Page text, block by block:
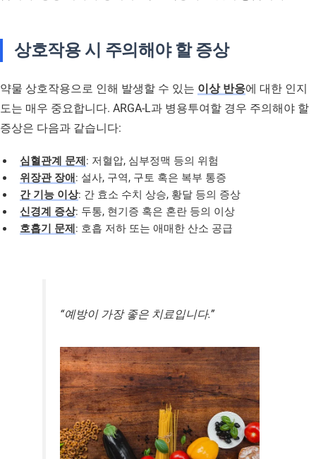
상호작용 시 주의해야 할 증상
약물 상호작용으로 인해 발생할 수 있는 이상 반응에 대한 인지
도는 매우 중요합니다. ARGA-L과 병용투여할 경우 주의해야 할
증상은 다음과 같습니다:
심혈관계 문제: 저혈압, 심부정맥 등의 위험
위장관 장애: 설사, 구역, 구토 혹은 복부 통증
간 기능 이상: 간 효소 수치 상승, 황달 등의 증상
신경계 증상: 두통, 현기증 혹은 혼란 등의 이상
호흡기 문제: 호흡 저하 또는 애매한 산소 공급
“예방이 가장 좋은 치료입니다.”